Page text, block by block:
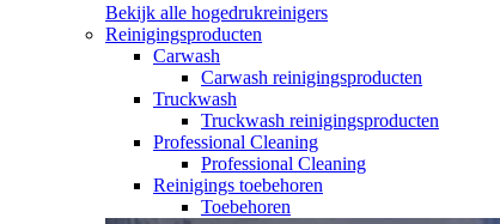
Bekijk alle hogedrukreinigers
Reinigingsproducten
Carwash
Carwash reinigingsproducten
Truckwash
Truckwash reinigingsproducten
Professional Cleaning
Professional Cleaning
Reinigings toebehoren
Toebehoren